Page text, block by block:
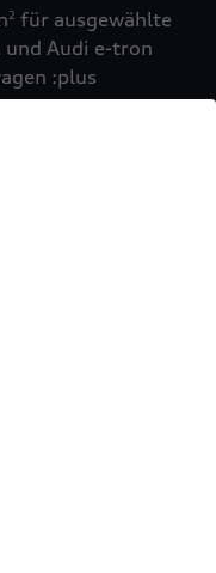
2 für ausgewählte
Audi e-tron
:plus